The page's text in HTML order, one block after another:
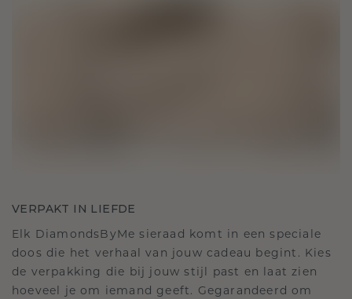
VERPAKT IN LIEFDE
Elk DiamondsByMe sieraad komt in een speciale
doos die het verhaal van jouw cadeau begint. Kies
de verpakking die bij jouw stijl past en laat zien
hoeveel je om iemand geeft. Gegarandeerd om